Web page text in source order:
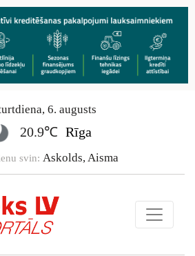
, 6. augusts
20.9℃ Rīga
svin: Askolds, Aisma